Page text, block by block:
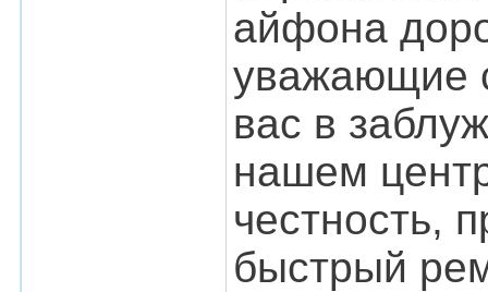
айфона
уважающие
вас в
нашем
честность,
быстрый